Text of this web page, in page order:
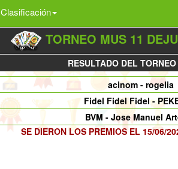
Clasificación
TORNEO MUS 11
RESULTADO DEL TORNEO
acinom - rogelia
Fidel Fidel Fidel -
BVM - Jose Manuel
SE DIERON LOS PREMIOS EL 15/06/